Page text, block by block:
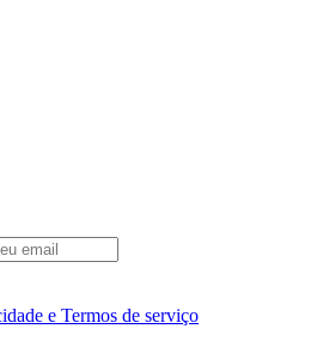
e Termos de serviço